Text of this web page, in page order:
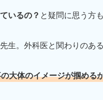
いるの？ と疑問に思う方
。外科医と関わりのある
大体のイメージが掴める